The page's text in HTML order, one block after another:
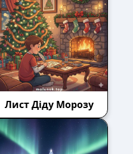
Лист Діду Морозу